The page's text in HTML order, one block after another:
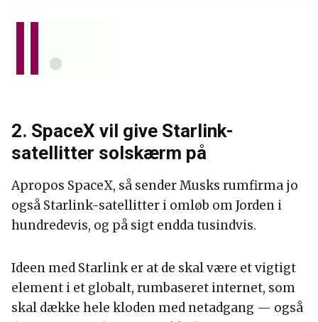
2. SpaceX vil give Starlink-
satellitter solskærm på
Apropos SpaceX, så sender Musks rumfirma jo
også Starlink-satellitter i omløb om Jorden i
hundredevis, og på sigt endda tusindvis.
Ideen med Starlink er at de skal være et vigtigt
element i et globalt, rumbaseret internet, som
skal dække hele kloden med netadgang — også